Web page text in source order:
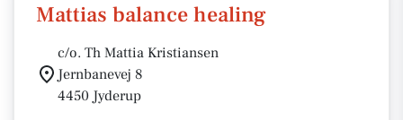
Mattias balance healing
c/o. Th Mattia Kristiansen
Jernbanevej 8
4450 Jyderup